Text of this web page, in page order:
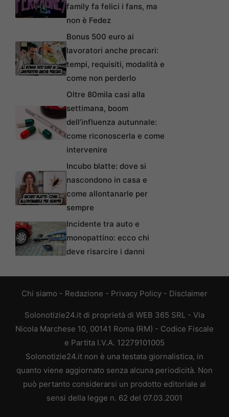
family fa felici i fans, ma
non è Fedez
Bonus 500 euro ai
lavoratori anche precari:
tempi, requisiti, modalità e
come non perderlo
Oltre 80mila casi alla
settimana, boom
dell’influenza autunnale:
come riconoscerla e come
intervenire
Incubo blatte: dove si
nascondono in casa e
come allontanarle per
sempre
Incidente tra auto e
monopattino: ecco chi
deve risarcire i danni
Chi siamo - Redazione - Privacy Policy - Disclaimer
Solonotizie24.it di proprietà di WEB 365 SRL - Via
Nicola Marchese 10, 00141 Roma (RM) - Codice Fiscale
e Partita I.V.A. 12279101005
Solonotizie24.it non è una testata giornalistica, in
quanto viene aggiornato senza alcuna periodicità. Non
può pertanto considerarsi un prodotto editoriale ai
sensi della legge n. 62 del 07.03.2001